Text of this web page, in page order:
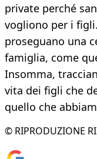
private perché
vogliono per i
proseguano una
famiglia, come
Insomma,
vita dei figli che
quello che
© RIPRODUZIONE